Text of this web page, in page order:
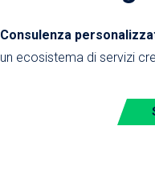
Consulenza
un ecosistema di servizi